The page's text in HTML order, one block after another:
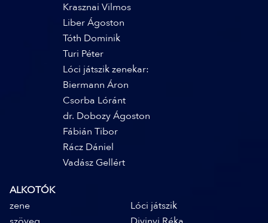
Krasznai Vilmos
Liber Ágoston
Tóth Dominik
Turi Péter
Lóci játszik zenekar:
Biermann Áron
Csorba Lóránt
dr. Dobozy Ágoston
Fábián Tibor
Rácz Dániel
Vadász Gellért
ALKOTÓK
zene
Lóci játszik